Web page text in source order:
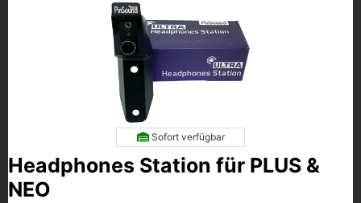
Sofort verfügbar
Headphones Station für PLUS &
NEO